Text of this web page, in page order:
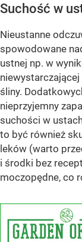
Suchość w
Nieustanne
spowodowane
ustnej np. w
śliny.
nieprzyjemny
suchości w
to być również
leków (warto
i środki bez
moczopędne, co